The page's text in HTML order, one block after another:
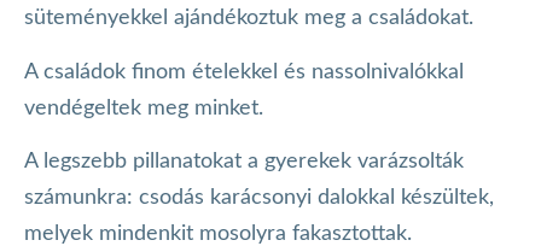
süteményekkel ajándékoztuk meg a családokat.
A családok finom ételekkel és nassolnivalókkal
vendégeltek meg minket.
A legszebb pillanatokat a gyerekek varázsolták
számunkra: csodás karácsonyi dalokkal készültek,
melyek mindenkit mosolyra fakasztottak.